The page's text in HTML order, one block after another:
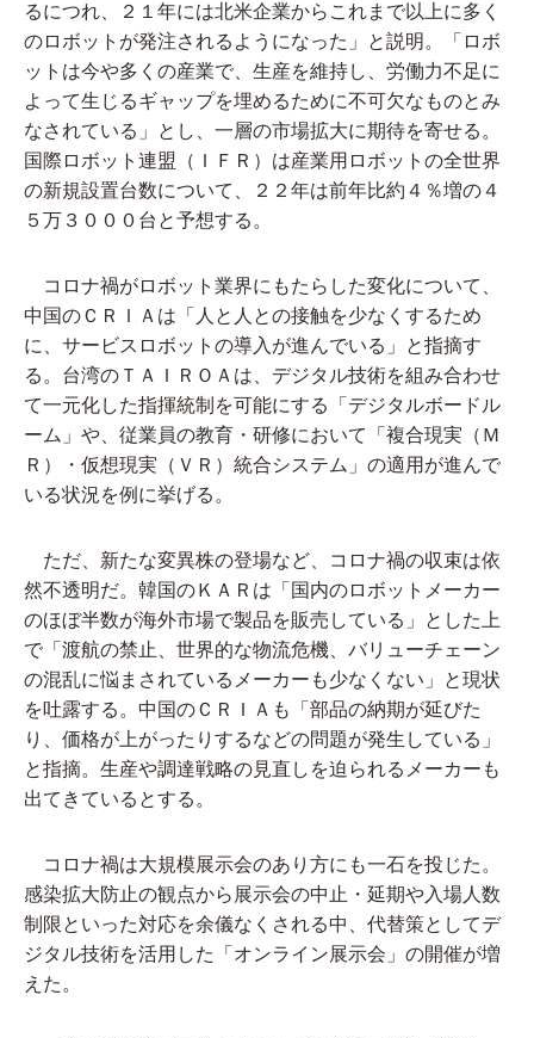
るにつれ、２１年には北米企業からこれまで以上に多く
のロボットが発注されるようになった」と説明。「ロボ
ットは今や多くの産業で、生産を維持し、労働力不足に
よって生じるギャップを埋めるために不可欠なものとみ
なされている」とし、一層の市場拡大に期待を寄せる。
国際ロボット連盟（ＩＦＲ）は産業用ロボットの全世界
の新規設置台数について、２２年は前年比約４％増の４
５万３０００台と予想する。
コロナ禍がロボット業界にもたらした変化について、
中国のＣＲＩＡは「人と人との接触を少なくするため
に、サービスロボットの導入が進んでいる」と指摘す
る。台湾のＴＡＩＲＯＡは、デジタル技術を組み合わせ
て一元化した指揮統制を可能にする「デジタルボードル
ーム」や、従業員の教育・研修において「複合現実（Ｍ
Ｒ）・仮想現実（ＶＲ）統合システム」の適用が進んで
いる状況を例に挙げる。
ただ、新たな変異株の登場など、コロナ禍の収束は依
然不透明だ。韓国のＫＡＲは「国内のロボットメーカー
のほぼ半数が海外市場で製品を販売している」とした上
で「渡航の禁止、世界的な物流危機、バリューチェーン
の混乱に悩まされているメーカーも少なくない」と現状
を吐露する。中国のＣＲＩＡも「部品の納期が延びた
り、価格が上がったりするなどの問題が発生している」
と指摘。生産や調達戦略の見直しを迫られるメーカーも
出てきているとする。
コロナ禍は大規模展示会のあり方にも一石を投じた。
感染拡大防止の観点から展示会の中止・延期や入場人数
制限といった対応を余儀なくされる中、代替策としてデ
ジタル技術を活用した「オンライン展示会」の開催が増
えた。